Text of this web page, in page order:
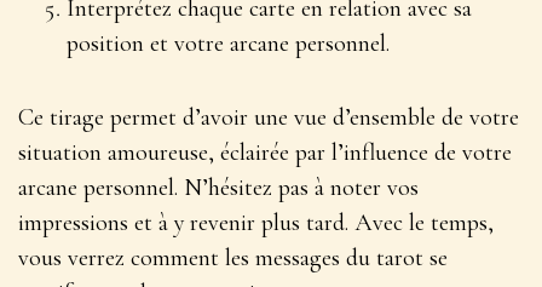
Interprétez chaque carte en relation avec sa
position et votre arcane personnel.
Ce tirage permet d’avoir une vue d’ensemble de votre
situation amoureuse, éclairée par l’influence de votre
arcane personnel. N’hésitez pas à noter vos
impressions et à y revenir plus tard. Avec le temps,
vous verrez comment les messages du tarot se